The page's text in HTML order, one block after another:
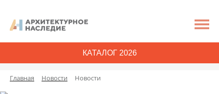
КАТАЛОГ 2026
Главная Новости Новости